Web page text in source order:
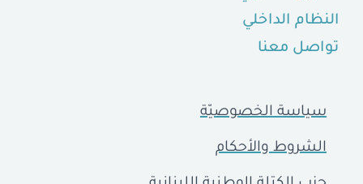
النظام الداخلي
تواصل معنا
سياسة الخصوصيّة
الشروط والأحكام